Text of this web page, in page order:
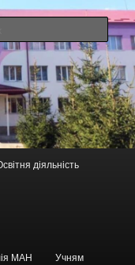
діяльність
МАН Учням